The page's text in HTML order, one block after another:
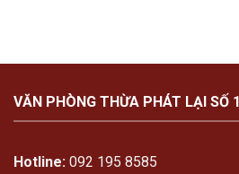
thuận
chia
tài
sản
Số
1
VĂN PHÒNG THỪA PHÁT LẠI SỐ 1
Hotline: 092 195 8585